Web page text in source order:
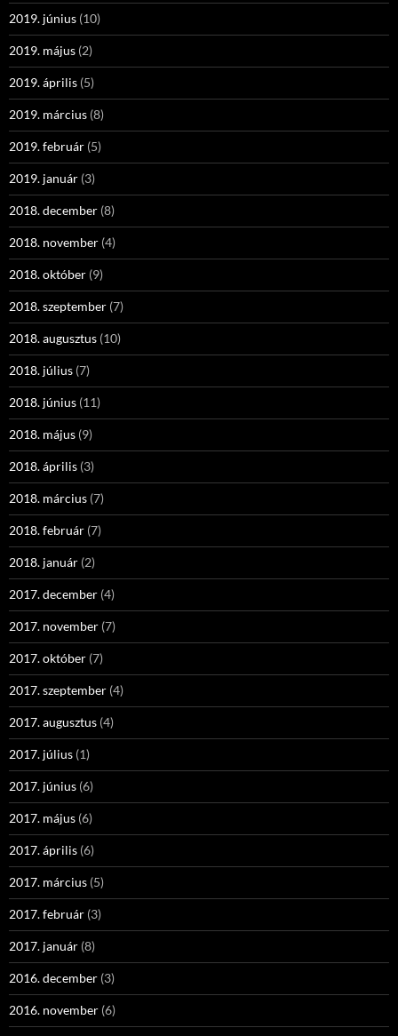
2019. június (10)
2019. május (2)
2019. április (5)
2019. március (8)
2019. február (5)
2019. január (3)
2018. december (8)
2018. november (4)
2018. október (9)
2018. szeptember (7)
2018. augusztus (10)
2018. július (7)
2018. június (11)
2018. május (9)
2018. április (3)
2018. március (7)
2018. február (7)
2018. január (2)
2017. december (4)
2017. november (7)
2017. október (7)
2017. szeptember (4)
2017. augusztus (4)
2017. július (1)
2017. június (6)
2017. május (6)
2017. április (6)
2017. március (5)
2017. február (3)
2017. január (8)
2016. december (3)
2016. november (6)